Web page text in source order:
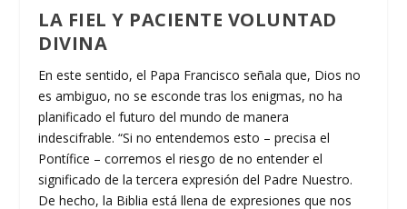
LA FIEL Y PACIENTE VOLUNTAD
DIVINA
En este sentido, el Papa Francisco señala que, Dios no
es ambiguo, no se esconde tras los enigmas, no ha
planificado el futuro del mundo de manera
indescifrable. “Si no entendemos esto – precisa el
Pontífice – corremos el riesgo de no entender el
significado de la tercera expresión del Padre Nuestro.
De hecho, la Biblia está llena de expresiones que nos